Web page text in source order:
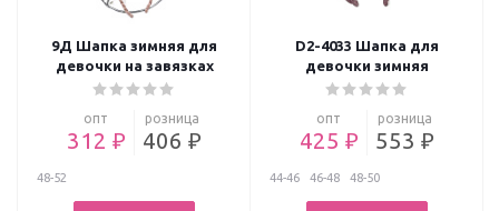
9Д Шапка зимняя для
девочки на завязках
опт
312 ₽
розница
406 ₽
48-52
D2-4033 Шапка для
девочки зимняя
опт
425 ₽
розница
553 ₽
44-46 46-48 48-50